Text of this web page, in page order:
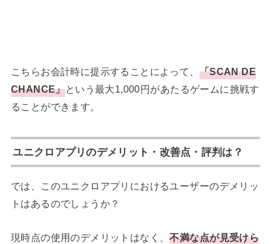
こちらお会計時に提示することによって、 「SCAN DE
CHANCE」という最大1,000円があたるゲームに挑戦す
ることができます。
ユニクロアプリのデメリット・改善点・評判は？
では、このユニクロアプリにおけるユーザーのデメリッ
トはあるのでしょうか？
現時点の使用のデメリットはなく、不満な点が見受けら